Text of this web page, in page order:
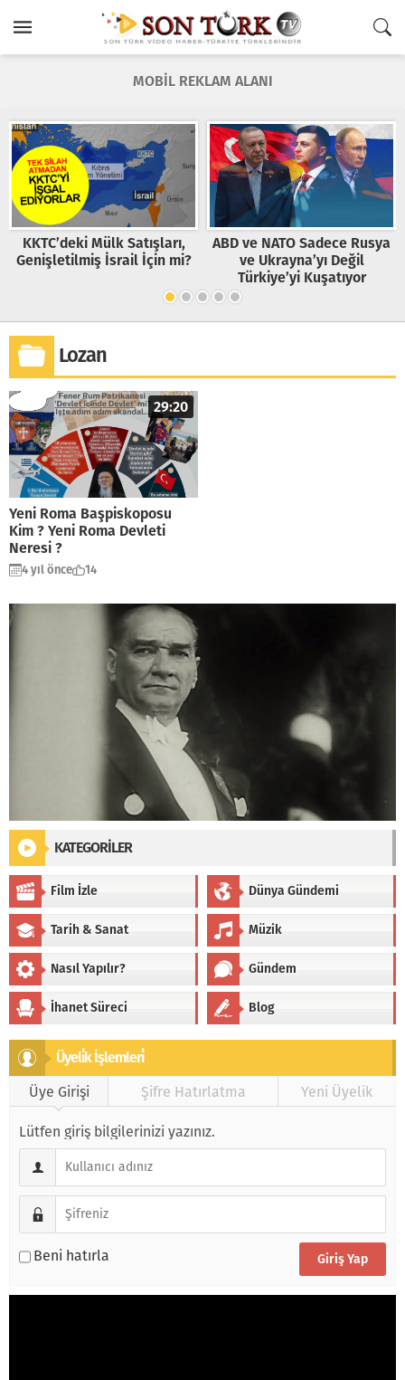
MOBİL REKLAM ALANI
KKTC’deki Mülk Satışları,
Genişletilmiş İsrail İçin mi?
ABD ve NATO Sadece Rusya
ve Ukrayna’yı Değil
Türkiye’yi Kuşatıyor
Lozan
29:20
Yeni Roma Başpiskoposu
Kim ? Yeni Roma Devleti
Neresi ?
4 yıl önce 14
KATEGORİLER
Film İzle Dünya Gündemi
Tarih & Sanat Müzik
Nasıl Yapılır? Gündem
İhanet Süreci Blog
Üyeli̇k İşlemleri̇
Üye Girişi
Şifre Hatırlatma Yeni Üyelik
Lütfen giriş bilgilerinizi yazınız.
Beni hatırla